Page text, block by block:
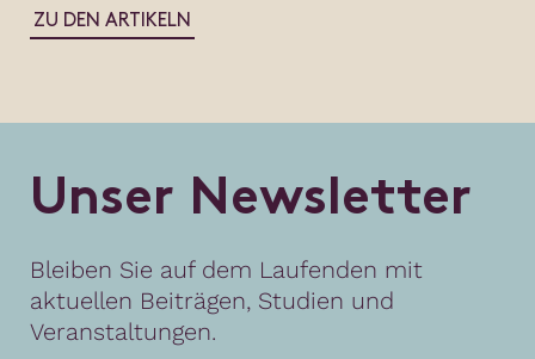
ZU DEN ARTIKELN
Unser Newsletter
Bleiben Sie auf dem Laufenden mit
aktuellen Beiträgen, Studien und
Veranstaltungen.